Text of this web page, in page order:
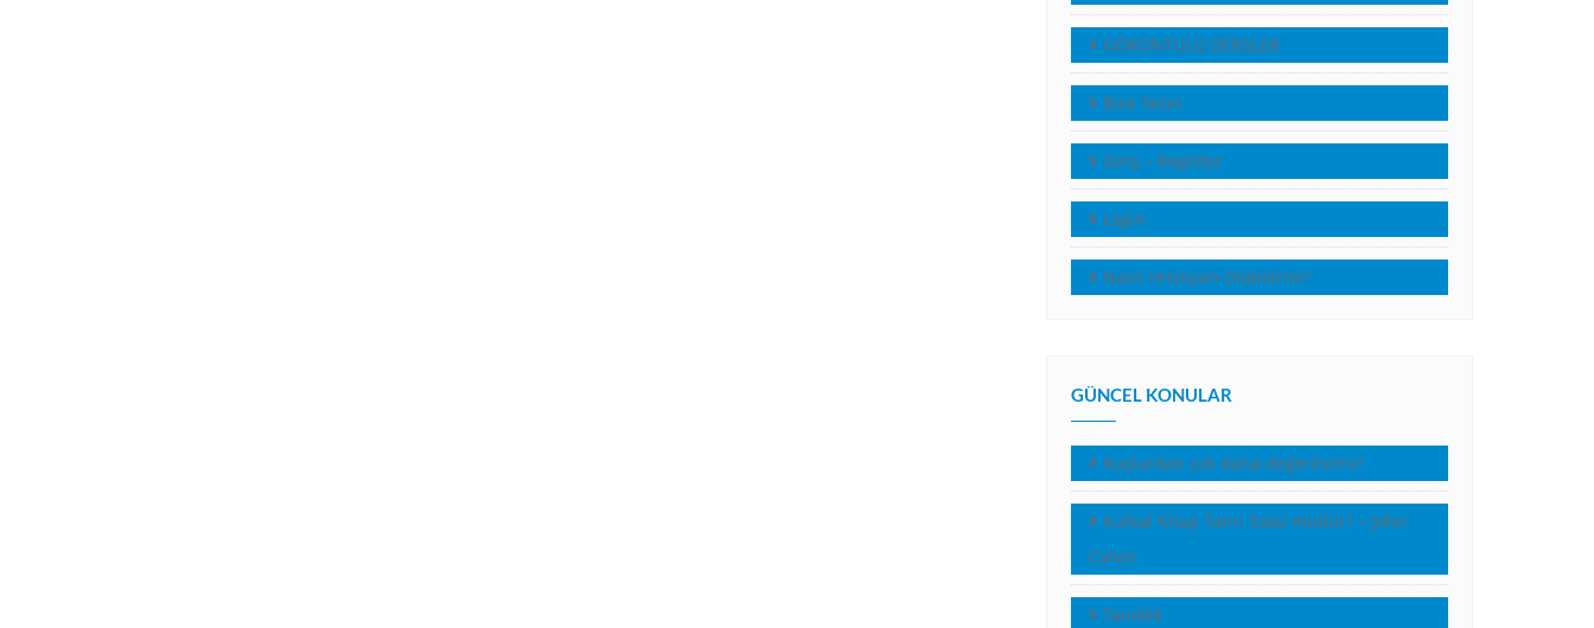
GÖRÜNTÜLÜ DERSLER
Bize Yazın
Giriş – Register
Login
Nasıl Hristiyan Olabilirim?
GÜNCEL KONULAR
Kuşlardan çok daha değerlisiniz!
Kutsal Kitap Tanrı Sözü müdür? – John
Calvin
Tanıklık